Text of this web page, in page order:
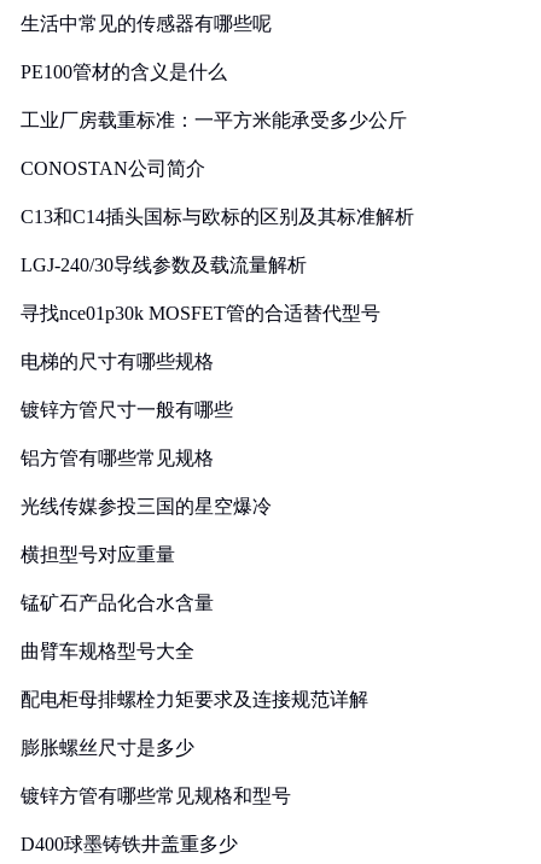
生活中常见的传感器有哪些呢
PE100管材的含义是什么
工业厂房载重标准：一平方米能承受多少公斤
CONOSTAN公司简介
C13和C14插头国标与欧标的区别及其标准解析
LGJ-240/30导线参数及载流量解析
寻找nce01p30k MOSFET管的合适替代型号
电梯的尺寸有哪些规格
镀锌方管尺寸一般有哪些
铝方管有哪些常见规格
光线传媒参投三国的星空爆冷
横担型号对应重量
锰矿石产品化合水含量
曲臂车规格型号大全
配电柜母排螺栓力矩要求及连接规范详解
膨胀螺丝尺寸是多少
镀锌方管有哪些常见规格和型号
D400球墨铸铁井盖重多少